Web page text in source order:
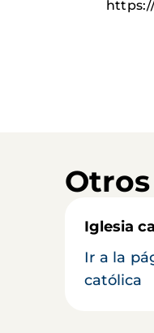
Iglesia
Ir a la
católica